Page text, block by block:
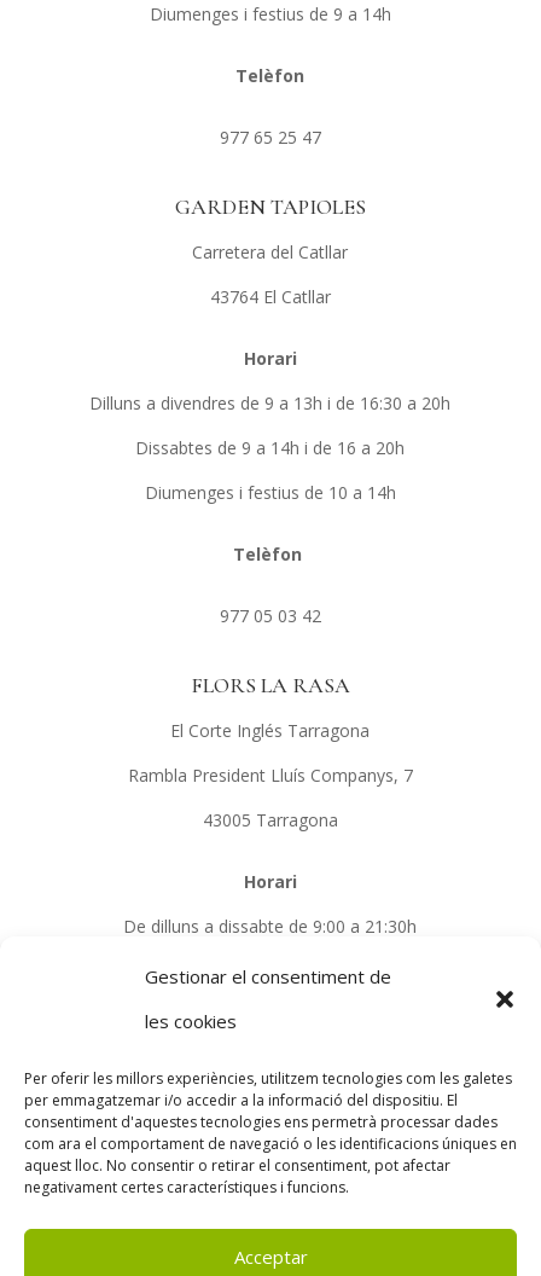
Gestionar el consentiment de
les cookies
Per oferir les millors experiències, utilitzem tecnologies com les galetes
per emmagatzemar i/o accedir a la informació del dispositiu. El
consentiment d'aquestes tecnologies ens permetrà processar dades
com ara el comportament de navegació o les identificacions úniques en
aquest lloc. No consentir o retirar el consentiment, pot afectar
negativament certes característiques i funcions.
Acceptar
Diumenges i festius de 9 a 14h
Telèfon
977 65 25 47
GARDEN TAPIOLES
Carretera del Catllar
43764 El Catllar
Horari
Dilluns a divendres de 9 a 13h i de 16:30 a 20h
Dissabtes de 9 a 14h i de 16 a 20h
Diumenges i festius de 10 a 14h
Telèfon
977 05 03 42
FLORS LA RASA
El Corte Inglés Tarragona
Rambla President Lluís Companys, 7
43005 Tarragona
Horari
De dilluns a dissabte de 9:00 a 21:30h
Telèfon
679 74 05 49
PROGRAMA KIT DIGITAL COFINANCIADO POR LOS
FONDOS NEXT GENERATION (EU) DEL MECANISMO
DE RECUPERACIÓN Y RESILIENCIA.